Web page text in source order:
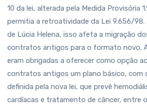
10 da lei, alterada pela Medida Provisória
permitia a retroatividade da Lei 9.656/98.
de Lúcia Helena, isso afeta a migração
contratos antigos para o formato novo.
eram obrigadas a oferecer como opção
contratos antigos um plano básico, com
definida pela nova lei, que prevê
cardíacas e tratamento de câncer, entre